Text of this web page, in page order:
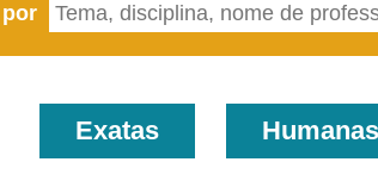
Exatas Humanas